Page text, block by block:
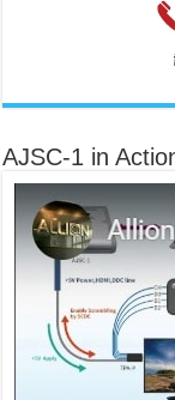
AJSC-1 in